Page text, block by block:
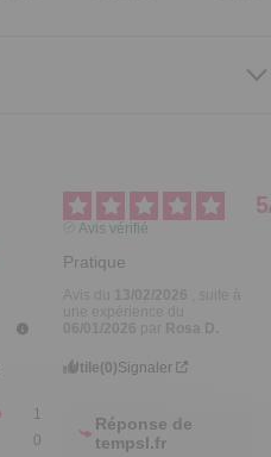
1
0
5
Avis vérifié
Pratique
13/02/2026
06/01/2026
par Rosa D.
Utile(0)Signaler
Réponse de
tempsl.fr